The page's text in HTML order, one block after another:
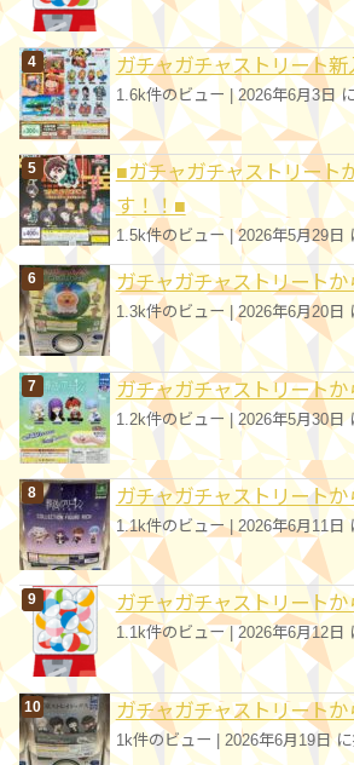
ガチャガチャストリート新
1.6k件のビュー |2026年6月3日
■ガチャガチャストリート
す！！■
1.5k件のビュー|2026年5月29日
ガチャガチャストリート
1.3k件のビュー|2026年6月20日
ガチャガチャストリート
1.2k件のビュー | 2026年5月30日
ガチャガチャストリート
1.1k件のビュー| 2026年6月11日
ガチャガチャストリート
1.1k件のビュー| 2026年6月12日
ガチャガチャストリート
1k件のビュー | 2026年6月19日